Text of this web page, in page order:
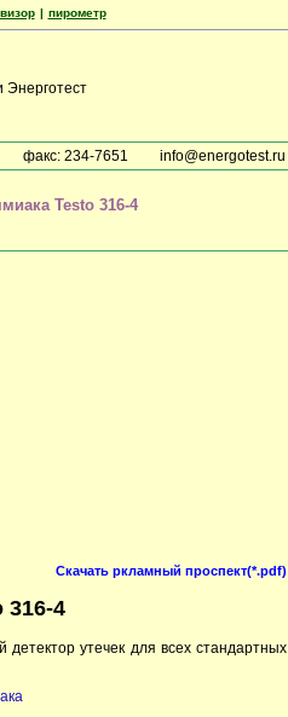
| пирометр
факс: 234-7651
info@energotest.ru
Testo 316-4
Скачать ркламный проспект(*.pdf)
316-4
утечек для всех стандартных